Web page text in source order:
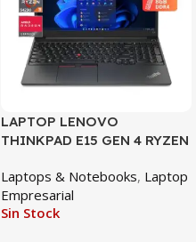
LAPTOP LENOVO
THINKPAD E15 GEN 4 RYZEN
SSD, 15.6″ FHD
Laptops & Notebooks, Laptop
Empresarial
Sin Stock